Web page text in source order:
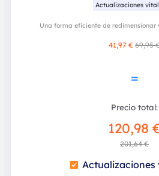
Actualizaciones
Una forma eficiente de redimensionar
41,97 € 69,95
=
Precio total:
120,98
201,64 €
Actualizaciones